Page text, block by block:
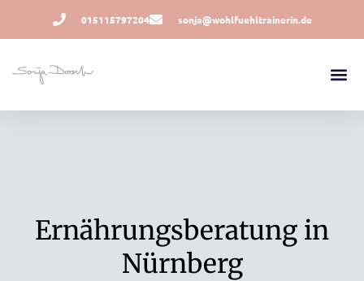
015115797204 sonja@wohlfuehltrainerin.de
Ernährungsberatung in
Nürnberg